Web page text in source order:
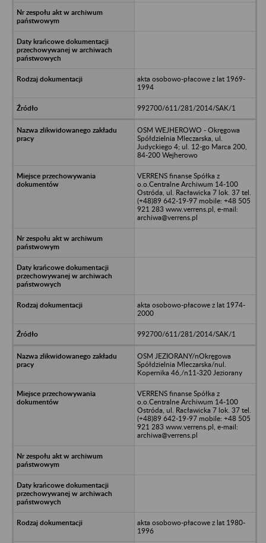
akta osobowo-płacowe z lat 1969-
1994
992700/611/281/2014/SAK/1
OSM WEJHEROWO - Okręgowa
Spółdzielnia Mleczarska, ul.
Judyckiego 4; ul. 12-go Marca 200,
84-200 Wejherowo
VERRENS finanse Spółka z
o.o.Centralne Archiwum 14-100
Ostróda, ul. Racławicka 7 lok. 37 tel.
(+48)89 642-19-97 mobile: +48 505
921 283 www.verrens.pl, e-mail:
archiwa@verrens.pl
akta osobowo-płacowe z lat 1974-
2000
992700/611/281/2014/SAK/1
OSM JEZIORANY/nOkręgowa
Spółdzielnia Mleczarska/nul.
Kopernika 46,/n11-320 Jeziorany
VERRENS finanse Spółka z
o.o.Centralne Archiwum 14-100
Ostróda, ul. Racławicka 7 lok. 37 tel.
(+48)89 642-19-97 mobile: +48 505
921 283 www.verrens.pl, e-mail:
archiwa@verrens.pl
akta osobowo-płacowe z lat 1980-
1996